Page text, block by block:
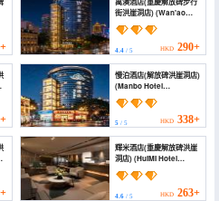
街洪崖洞店) (Wan'ao
Hotel (Hongyadong
Store, Monument to the
people's Liberation
Pedestrian Street,
Chongqing))
4.4/ 5 HKD 290+
慢泊酒店(解放碑洪崖洞店)
(Manbo Hotel
(Jiefangbei Area Hong
Ya Dong))
5/ 5 HKD 338+
輝米酒店(重慶解放碑洪崖
洞店) (HuiMI Hotel
(Chongqing Jiefangbei
Hongyadong))
4.6/ 5 HKD 263+